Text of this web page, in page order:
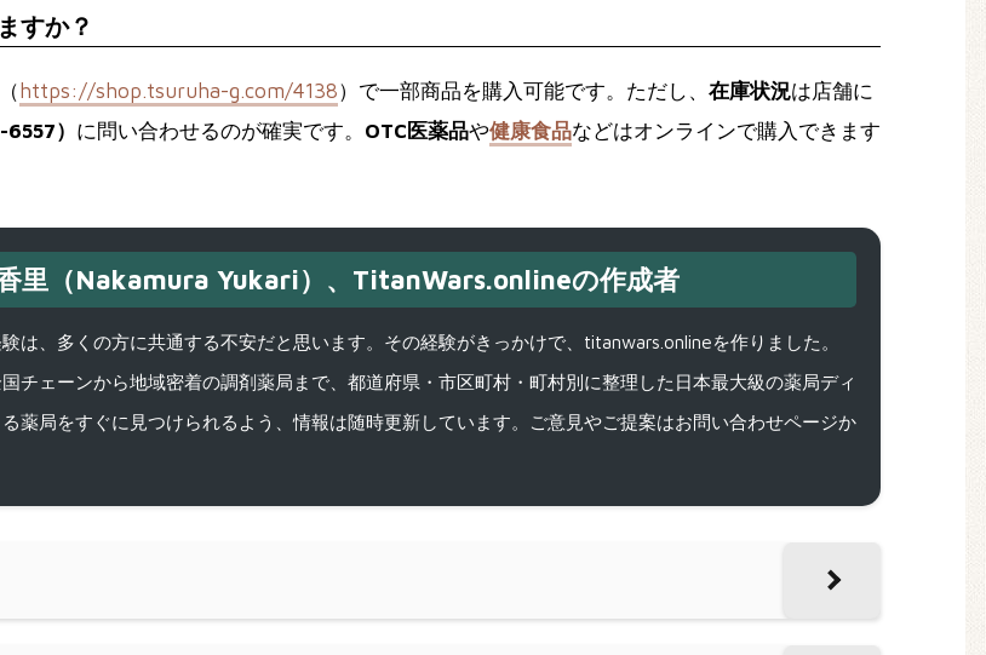
すか？
https://shop.tsuruha-g.com/4138）で一部商品を購入可能です。ただし、 在庫状況は店舗に
） に問い合わせるのが確実です。 OTC医薬品や健康食品などはオンラインで購入できます
里（Nakamura Yukari）、TitanWars.onlineの作成者
は、多くの方に共通する不安だと思います。その経験がきっかけで、titanwars.onlineを作りました。
チェーンから地域密着の調剤薬局まで、都道府県・市区町村・町村別に整理した日本最大級の薬局ディ
薬局をすぐに見つけられるよう、情報は随時更新しています。ご意見やご提案はお問い合わせページか